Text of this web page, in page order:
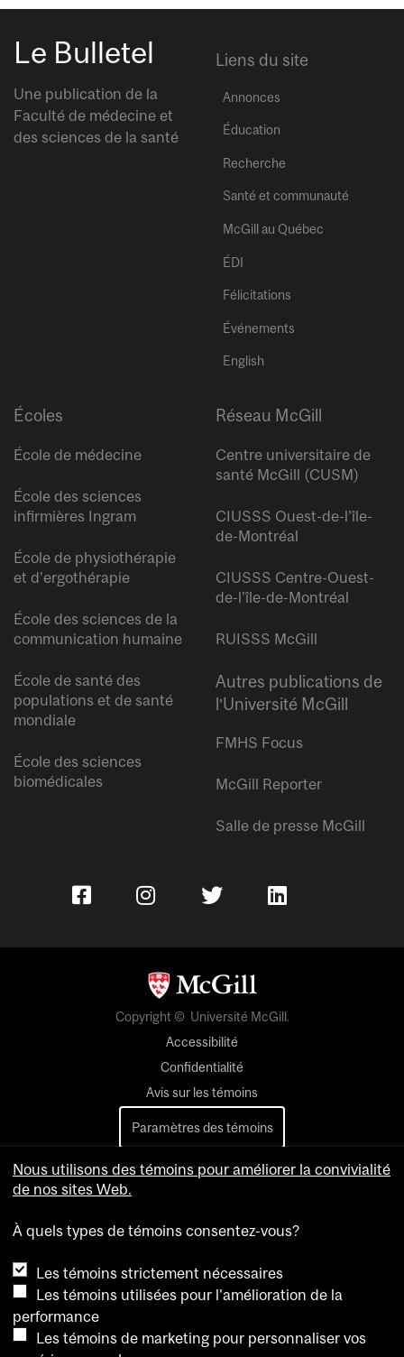
Le Bulletel
Une publication de la
Faculté de médecine et
des sciences de la santé
Liens du site
Annonces
Éducation
Recherche
Santé et communauté
McGill au Québec
ÉDI
Félicitations
Événements
English
Écoles
École de médecine
École des sciences
infirmières Ingram
École de physiothérapie
et d’ergothérapie
École des sciences de la
communication humaine
École de santé des
populations et de santé
mondiale
École des sciences
biomédicales
Réseau McGill
Centre universitaire de
santé McGill (CUSM)
CIUSSS Ouest-de-l’île-
de-Montréal
CIUSSS Centre-Ouest-
de-l’île-de-Montréal
RUISSS McGill
Autres publications de
l’Université McGill
FMHS Focus
McGill Reporter
Salle de presse McGill
Copyright © Université McGill.
Accessibilité
Confidentialité
Avis sur les témoins
Paramètres des témoins
Pour nous joindre
Nous utilisons des témoins pour améliorer la convivialité
de nos sites Web.
À quels types de témoins consentez-vous?
Les témoins strictement nécessaires
Les témoins utilisées pour l'amélioration de la
performance
Les témoins de marketing pour personnaliser vos